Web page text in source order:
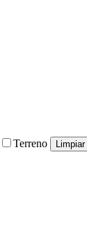
Terreno Limpiar